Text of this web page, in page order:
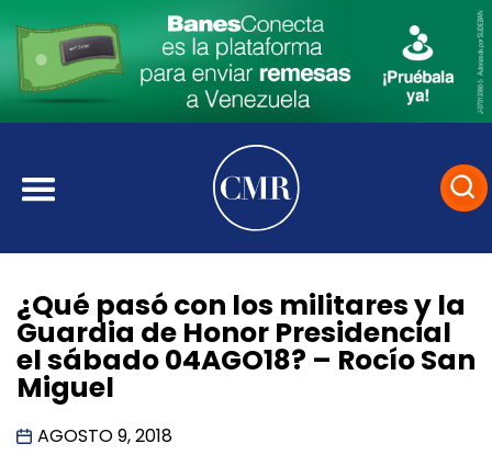
¿Qué pasó con los militares y la
Guardia de Honor Presidencial
el sábado 04AGO18? – Rocío San
Miguel
AGOSTO 9, 2018